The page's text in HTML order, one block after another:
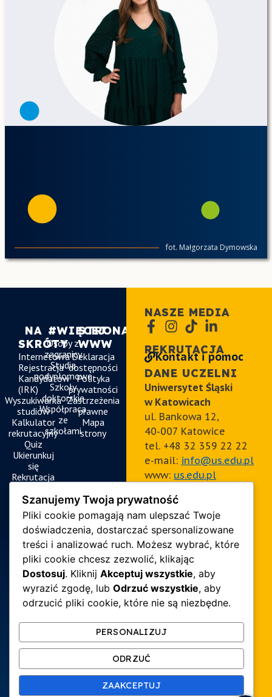
fot. Małgorzata Dymowska
NA
SKRÓTY
Internetowa
Rejestracja
Kandydatów
(IRK)
Wyszukiwarka
studiów
Kalkulator
rekrutacyjny
Quiz
Ukierunkuj
się
Rekrutacja
kroku
#WIĘCEJ
Osoby z
zagranicy
Studia
podyplomowe
Szkoły
doktorskie
Współpraca
ze
szkołami
STRONA
WWW
Deklaracja
dostępności
Polityka
prywatności
Zastrzeżenia
prawne
Mapa
strony
Z
Uniwersytetem
możesz
#więcej
ZAPISZ
SIĘ NA
NASZE MEDIA
REKRUTACJA
Kontakt i pomoc
DANE UCZELNI
Uniwersytet Śląski
w Katowicach
ul. Bankowa 12,
40-007 Katowice
tel. +48 32 359 22 22
e-mail: info@us.edu.pl
www: us.edu.pl
Szanujemy Twoja prywatność
Pliki cookie pomagają nam ulepszać Twoje
doświadczenia, dostarczać spersonalizowane
treści i analizować ruch. Możesz wybrać, które
pliki cookie chcesz zezwolić, klikając
Dostosuj. Kliknij Akceptuj wszystkie, aby
wyrazić zgodę, lub Odrzuć wszystkie, aby
odrzucić pliki cookie, które nie są niezbędne.
PERSONALIZUJ
ODRZUĆ
ZAAKCEPTUJ